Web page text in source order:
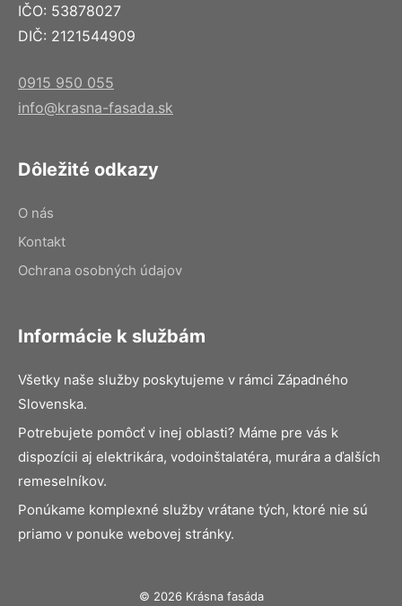
IČO: 53878027
DIČ: 2121544909
0915 950 055
info@krasna-fasada.sk
Dôležité odkazy
O nás
Kontakt
Ochrana osobných údajov
Informácie k službám
Všetky naše služby poskytujeme v rámci Západného
Slovenska.
Potrebujete pomôcť v inej oblasti? Máme pre vás k
dispozícii aj elektrikára, vodoinštalatéra, murára a ďalších
remeselníkov.
Ponúkame komplexné služby vrátane tých, ktoré nie sú
priamo v ponuke webovej stránky.
© 2026 Krásna fasáda